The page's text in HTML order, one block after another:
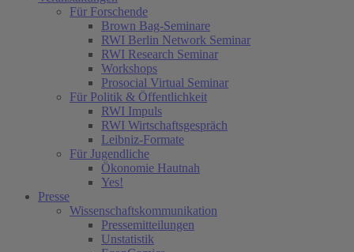
Für Forschende
Brown Bag-Seminare
RWI Berlin Network Seminar
RWI Research Seminar
Workshops
Prosocial Virtual Seminar
Für Politik & Öffentlichkeit
RWI Impuls
RWI Wirtschaftsgespräch
Leibniz-Formate
Für Jugendliche
Ökonomie Hautnah
Yes!
Presse
Wissenschaftskommunikation
Pressemitteilungen
Unstatistik